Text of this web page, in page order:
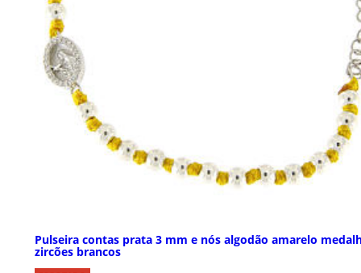
Pulseira contas prata 3 mm e nós algodão amarelo
zircões brancos